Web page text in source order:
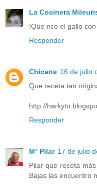
La Cocinera
!Que rico el gallo
Responder
Chicane 16 de julio
Que receta tan
http://
Responder
Mª Pilar 17 de julio
Pilar que receta
Bajas las encuentro